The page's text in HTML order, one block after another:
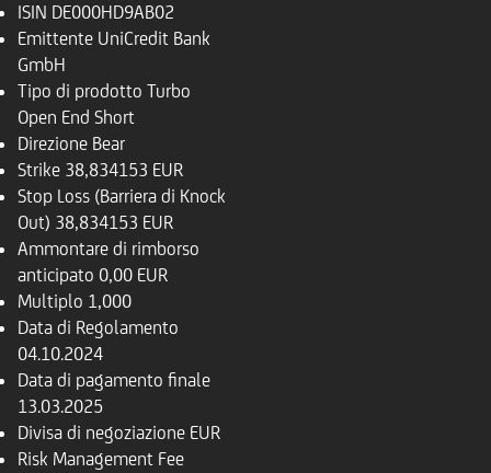
ISIN DE000HD9AB02
Emittente UniCredit Bank
GmbH
Tipo di prodotto Turbo
Open End Short
Direzione Bear
Strike 38,834153 EUR
Stop Loss (Barriera di Knock
Out) 38,834153 EUR
Ammontare di rimborso
anticipato 0,00 EUR
Multiplo 1,000
Data di Regolamento
04.10.2024
Data di pagamento finale
13.03.2025
Divisa di negoziazione EUR
Risk Management Fee